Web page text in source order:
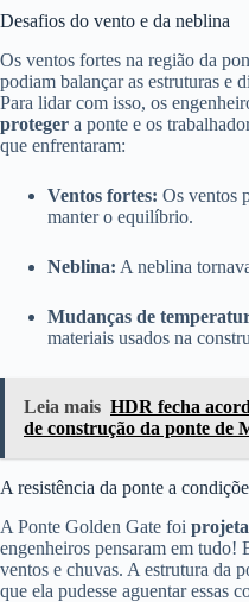
Desafios do vento e da neblina
Os ventos fortes na região da
podiam balançar as estruturas e
Para lidar com isso, os
proteger a ponte e os
que enfrentaram:
Ventos fortes: Os ventos
manter o equilíbrio.
Neblina: A neblina
Mudanças de
materiais usados na
Leia mais HDR fecha
de construção da ponte de
A resistência da ponte a
A Ponte Golden Gate foi
engenheiros pensaram em tudo!
ventos e chuvas. A estrutura da
que ela pudesse aguentar essas